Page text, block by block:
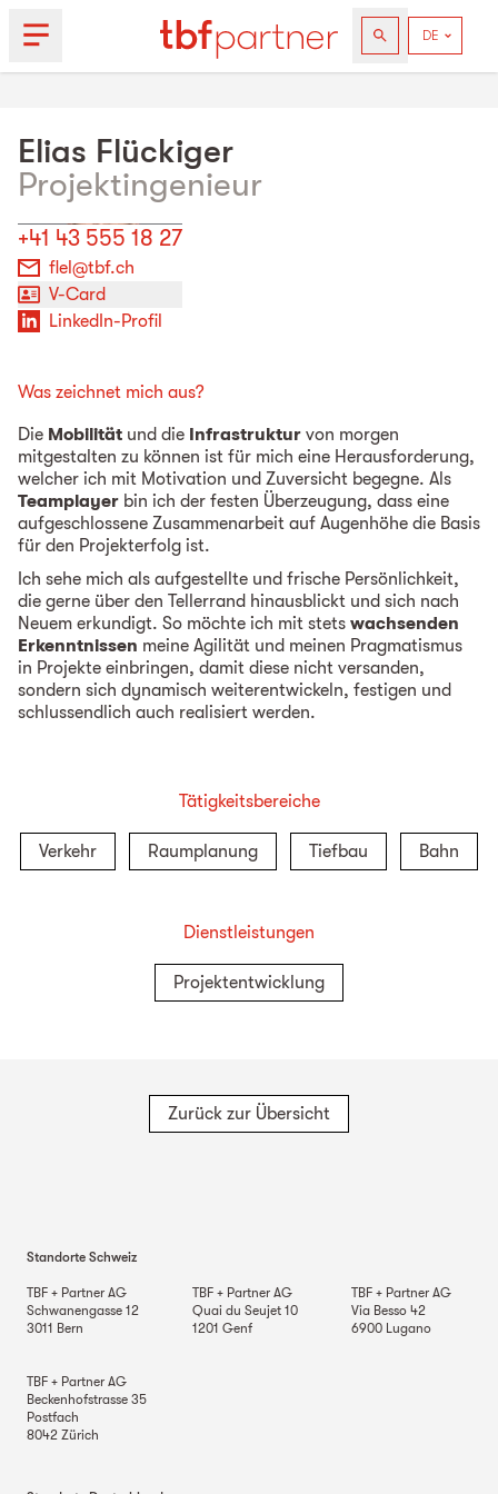
Elias Flückiger
Projektingenieur
+41 43 555 18 27
flel@tbf.ch
V-Card
LinkedIn-Profil
Was zeichnet mich aus?
Die Mobilität und die Infrastruktur von morgen
mitgestalten zu können ist für mich eine Herausforderung,
welcher ich mit Motivation und Zuversicht begegne. Als
Teamplayer bin ich der festen Überzeugung, dass eine
aufgeschlossene Zusammenarbeit auf Augenhöhe die Basis
für den Projekterfolg ist.
Ich sehe mich als aufgestellte und frische Persönlichkeit,
die gerne über den Tellerrand hinausblickt und sich nach
Neuem erkundigt. So möchte ich mit stets wachsenden
Erkenntnissen meine Agilität und meinen Pragmatismus
in Projekte einbringen, damit diese nicht versanden,
sondern sich dynamisch weiterentwickeln, festigen und
schlussendlich auch realisiert werden.
Tätigkeitsbereiche
Verkehr Raumplanung Tiefbau Bahn
Dienstleistungen
Projektentwicklung
Zurück zur Übersicht
Standorte Schweiz
TBF + Partner AG
Schwanengasse 12
3011 Bern
TBF + Partner AG
Quai du Seujet 10
1201 Genf
TBF + Partner AG
Via Besso 42
6900 Lugano
TBF + Partner AG
Beckenhofstrasse 35
Postfach
8042 Zürich